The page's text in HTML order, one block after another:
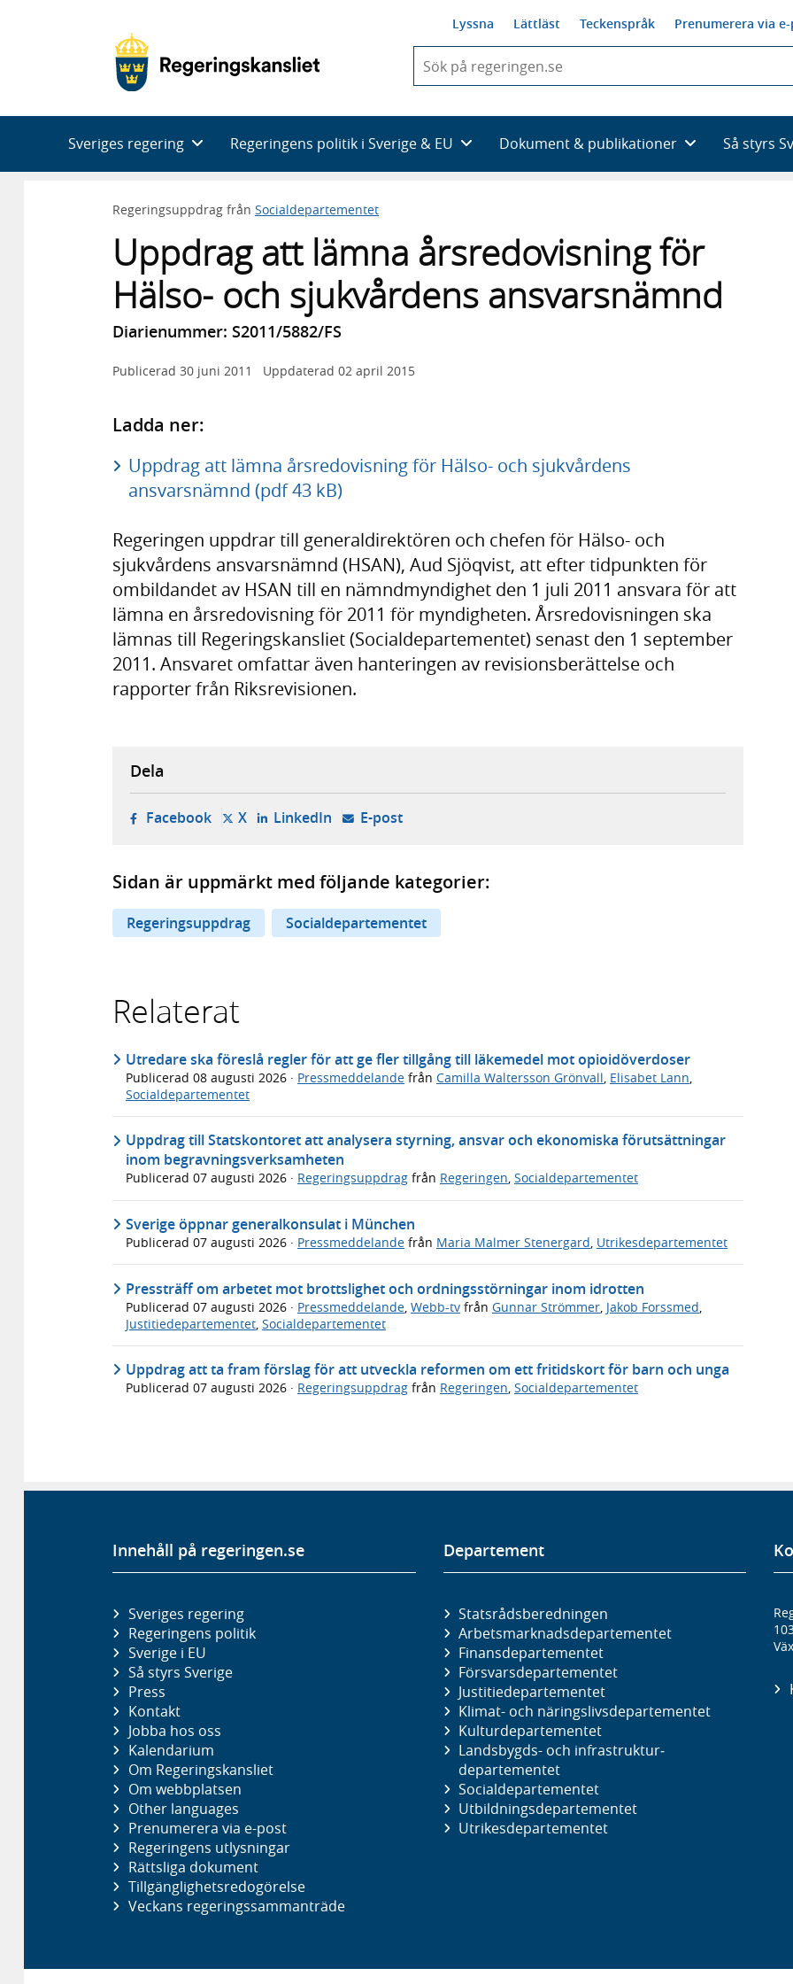
Lyssna Lättläst Teckenspråk Prenumerera via
du
skriva
framträder
en
sökförslag
Sveriges regering Regeringens politik i Sverige & EU Dokument & publikationer Så styrs
Regeringsuppdrag från Socialdepartementet
Uppdrag att lämna årsredovisning för
Hälso- och sjukvårdens ansvarsnämnd
Diarienummer: S2011/5882/FS
Publicerad 30 juni 2011 Uppdaterad 02 april 2015
Ladda ner:
Uppdrag att lämna årsredovisning för Hälso- och sjukvårdens
ansvarsnämnd (pdf 43 kB)
Regeringen uppdrar till generaldirektören och chefen för Hälso- och
sjukvårdens ansvarsnämnd (HSAN), Aud Sjöqvist, att efter tidpunkten för
ombildandet av HSAN till en nämndmyndighet den 1 juli 2011 ansvara för att
lämna en årsredovisning för 2011 för myndigheten. Årsredovisningen ska
lämnas till Regeringskansliet (Socialdepartementet) senast den 1 september
2011. Ansvaret omfattar även hanteringen av revisionsberättelse och
rapporter från Riksrevisionen.
Dela
Facebook- öppnas i ny flik, extern webbplats,
X- öppnas i ny flik, extern webbplats,
LinkedIn- öppnas i ny flik, extern webbplats,
E-post- öppnar din e-postklient,
Sidan är uppmärkt med följande kategorier:
Regeringsuppdrag Socialdepartementet
Relaterat
Utredare ska föreslå regler för att ge fler tillgång till läkemedel mot opioidöverdoser
Publicerad 08 augusti 2026 · Pressmeddelande från Camilla Waltersson Grönvall Elisabet Lann
Socialdepartementet
Uppdrag till Statskontoret att analysera styrning, ansvar och ekonomiska förutsättningar
inom begravningsverksamheten
Publicerad 07 augusti 2026 · Regeringsuppdrag från Regeringen, Socialdepartementet
Sverige öppnar generalkonsulat i München
Publicerad 07 augusti 2026 · Pressmeddelande från Maria Malmer Stenergard, Utrikesdepartementet
Pressträff om arbetet mot brottslighet och ordningsstörningar inom idrotten
Publicerad 07 augusti 2026 · Pressmeddelande Webb-tv från Gunnar Strömmer Jakob Forssmed
Justitiedepartementet Socialdepartementet
Uppdrag att ta fram förslag för att utveckla reformen om ett fritidskort för barn och unga
Publicerad 07 augusti 2026 · Regeringsuppdrag från Regeringen, Socialdepartementet
Innehåll på regeringen.se
Sveriges regering
Regeringens politik
Sverige i EU
Så styrs Sverige
Press
Kontakt
Jobba hos oss
Kalendarium
Om Regeringskansliet
Om webbplatsen
Other languages
Prenumerera via e-post
Regeringens utlysningar
Rättsliga dokument
Tillgänglighetsredogörelse
Veckans regeringssammanträde
Departement
Statsrådsberedningen
Arbetsmarknads­departementet
Finans­departementet
Försvars­departementet
Justitie­departementet
Klimat- och näringslivs­departementet
Kultur­departementet
Landsbygds- och infrastruktur­
departementet
Social­departementet
Utbildnings­departementet
Utrikes­departementet